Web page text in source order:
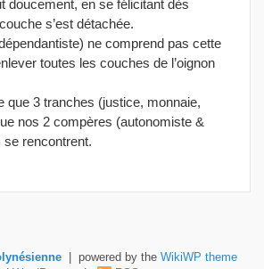
doucement, en se félicitant dès
s’est détachée.
ne comprend pas cette
toutes les couches de l’oignon
que 3 tranches (justice, monnaie,
nos 2 compères (autonomiste &
se rencontrent.
| powered by the WikiWP theme